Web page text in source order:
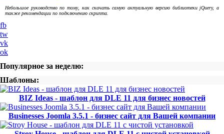
Небольшое руководство по тому, как скачать самую актуальную версию библиотеки jQuery, а
также рекомендации по подключению скрипта.
fb
tw
vk
ok
Популярное за неделю:
Шаблоны:
BIZ Ideas - шаблон для DLE 11 для бизнес новостей
Businesses Joomla 3.5.1 - бизнес сайт для Вашей компании